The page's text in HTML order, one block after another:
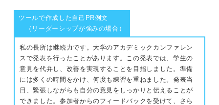
ツールで作成した自己PR例文
（リーダーシップが強みの場合）
私の長所は継続力です。大学のアカデミックカンファレン
スで発表を行ったことがあります。この発表では、学生の
意見を代弁し、改善を実現することを目指しました。準備
には多くの時間をかけ、何度も練習を重ねました。発表当
日、緊張しながらも自分の意見をしっかりと伝えることが
できました。参加者からのフィードバックを受けて、さら